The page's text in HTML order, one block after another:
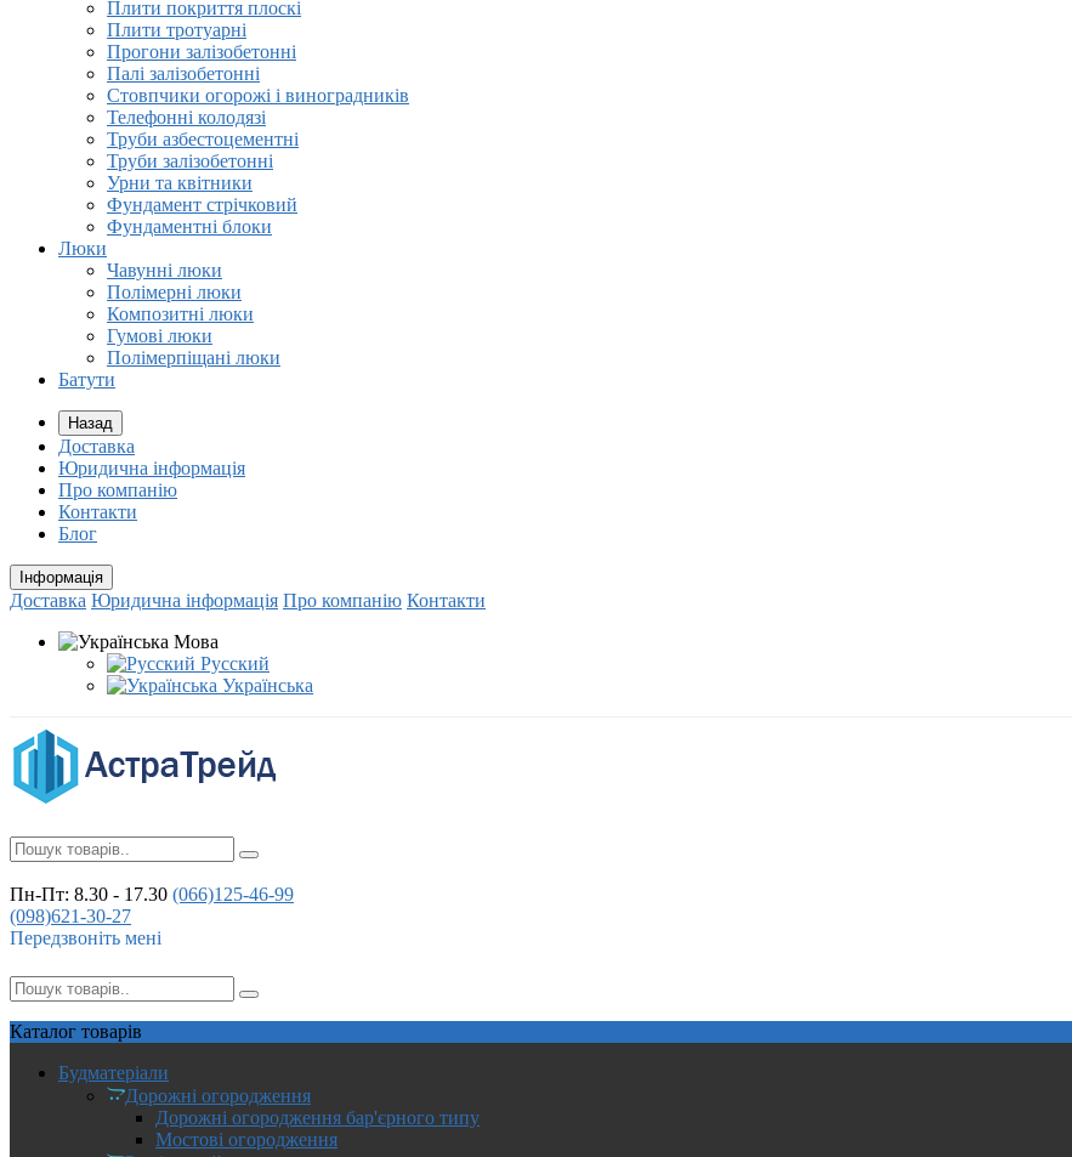
Плити покриття плоскі
Плити тротуарні
Прогони залізобетонні
Палі залізобетонні
Стовпчики огорожі і виноградників
Телефонні колодязі
Труби азбестоцементні
Труби залізобетонні
Урни та квітники
Фундамент стрічковий
Фундаментні блоки
Люки
Чавунні люки
Полімерні люки
Композитні люки
Гумові люки
Полімерпіщані люки
Батути
Назад
Доставка
Юридична інформація
Про компанію
Контакти
Блог
Інформація
Доставка Юридична інформація Про компанію Контакти
Мова
Русский
Українська
Пн-Пт: 8.30 - 17.30 (066)125-46-99
(098)621-30-27
Передзвоніть мені
Каталог товарів
Будматеріали
Дорожні огородження
Дорожні огородження бар'єрного типу
Мостові огородження